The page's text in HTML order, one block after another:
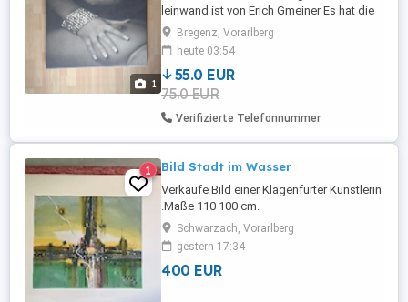
1
leinwand ist von Erich Gmeiner Es hat die
Maße 119*119 cm umd ist auf einem
Holzrahmen aufgespannt ...
Bregenz, Vorarlberg
heute 03:54
55.0 EUR
75.0 EUR
Verifizierte Telefonnummer
1 Bild Stadt im Wasser
Verkaufe Bild einer Klagenfurter Künstlerin
.Maße 110 100 cm.
Schwarzach, Vorarlberg
gestern 17:34
400 EUR